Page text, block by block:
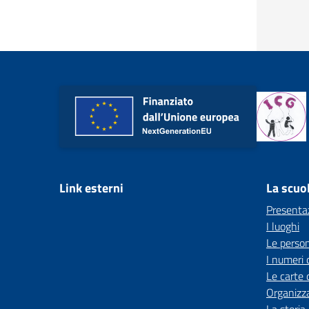
Link esterni La
I luoghi
Le
I numeri
Le carte